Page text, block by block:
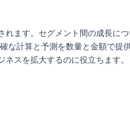
れます。セグメント間の成長に
な計算と予測を数量と金額で提
スを拡大するのに役立ちます。